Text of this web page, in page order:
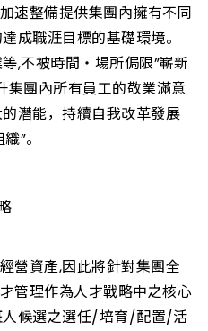
速整備提供集團內擁有不同
成職涯目標的基礎環境。
,不被時間・場所侷限”嶄新
集團內所有員工的敬業滿意
潛能，持續自我改革發展
”。
營資產,因此將針對集團全
管理作為人才戰略中之核心
人候選之選任/培育/配置/活